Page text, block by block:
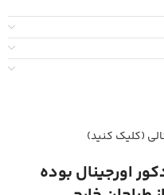
(کلیک کنید)
اورجینال بوده